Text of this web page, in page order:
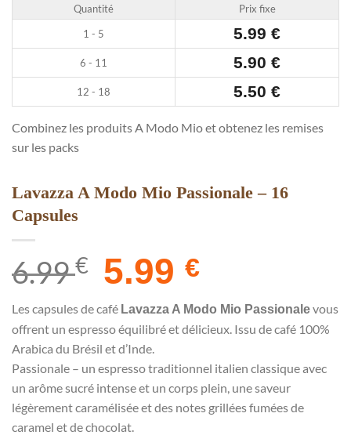
Quantité
Prix fixe
1 - 5
5.99 €
6 - 11 5.90 €
12 - 18 5.50 €
Combinez les produits A Modo Mio et obtenez les remises
sur les packs
Lavazza A Modo Mio Passionale – 16
Capsules
6.99€
Le
prix
initial
était :
6.99 €.
5.99 €Le
prix
actuel
est :
5.99 €.
Les capsules de café Lavazza A Modo Mio Passionalevous
offrent un espresso équilibré et délicieux. Issu de café 100%
Arabica du Brésil et d’Inde.
Passionale – un espresso traditionnel italien classique avec
un arôme sucré intense et un corps plein, une saveur
légèrement caramélisée et des notes grillées fumées de
caramel et de chocolat.